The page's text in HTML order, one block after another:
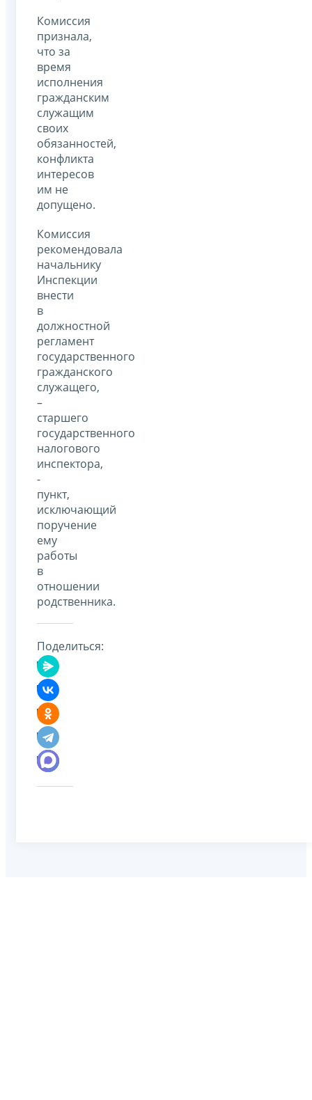
Комиссия
признала,
что за
время
исполнения
гражданским
служащим
своих
обязанностей,
конфликта
интересов
им не
допущено.
Комиссия
рекомендовала
начальнику
Инспекции
внести
в
должностной
регламент
государственного
гражданского
служащего,
–
старшего
государственного
налогового
инспектора,
-
пункт,
исключающий
поручение
ему
работы
в
отношении
родственника.
Поделиться: